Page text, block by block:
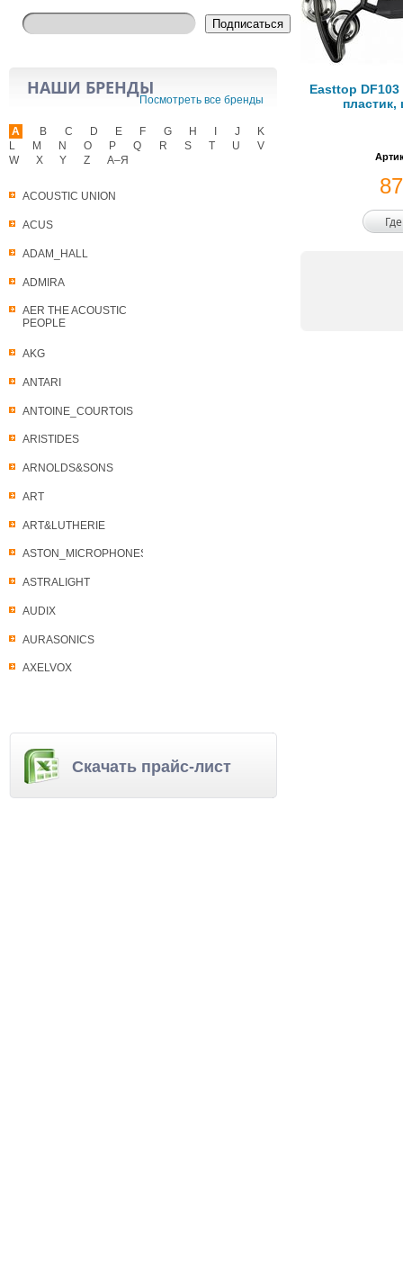
Подписаться
НАШИ БРЕНДЫ
Посмотреть все бренды
A
ACOUSTIC UNION
ACUS
ADAM_HALL
ADMIRA
AER THE ACOUSTIC
PEOPLE
AKG
ANTARI
ANTOINE_COURTOIS
ARISTIDES
ARNOLDS&SONS
ART
ART&LUTHERIE
ASTON_MICROPHONES
ASTRALIGHT
AUDIX
AURASONICS
AXELVOX
B C D E F G H J
K
L
M N O P Q R S T U
V
W
X Y Z А–Я
Скачать прайс-лист
Easttop